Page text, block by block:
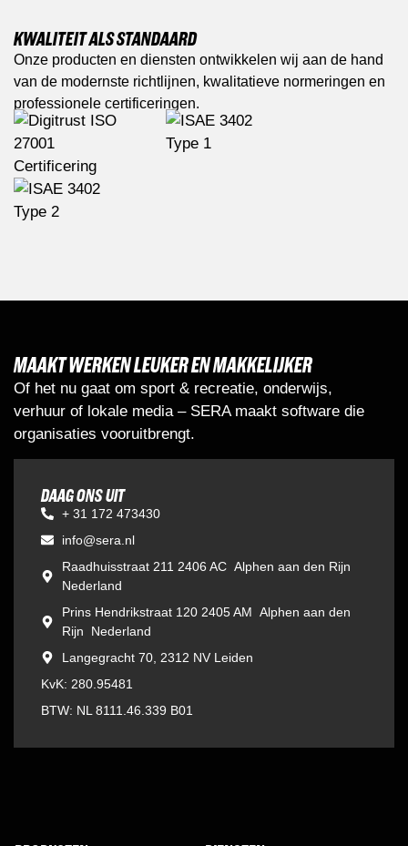
KWALITEIT ALS STANDAARD
Onze producten en diensten ontwikkelen wij aan de hand
van de modernste richtlijnen, kwalitatieve normeringen en
professionele certificeringen.
MAAKT WERKEN LEUKER EN MAKKELIJKER
Of het nu gaat om sport & recreatie, onderwijs,
verhuur of lokale media – SERA maakt software die
organisaties vooruitbrengt.
DAAG ONS UIT
+ 31 172 473430
info@sera.nl
Raadhuisstraat 211 2406 AC Alphen aan den Rijn
Nederland
Prins Hendrikstraat 120 2405 AM Alphen aan den
Rijn Nederland
Langegracht 70, 2312 NV Leiden
KvK: 280.95481
BTW: NL 8111.46.339 B01